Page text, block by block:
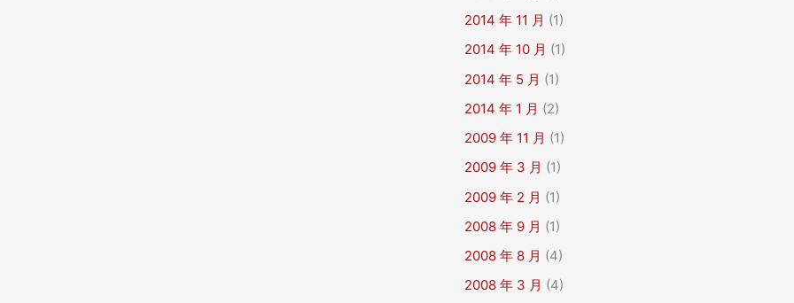
2014 年 11 月 (1)
2014 年 10 月 (1)
2014 年 5 月 (1)
2014 年 1 月 (2)
2009 年 11 月 (1)
2009 年 3 月 (1)
2009 年 2 月 (1)
2008 年 9 月 (1)
2008 年 8 月 (4)
2008 年 3 月 (4)